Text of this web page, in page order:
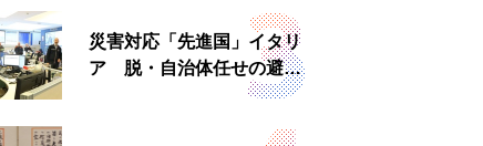
災害対応「先進国」イタリ
ア 脱・自治体任せの避難
所運営、被災者への温かい